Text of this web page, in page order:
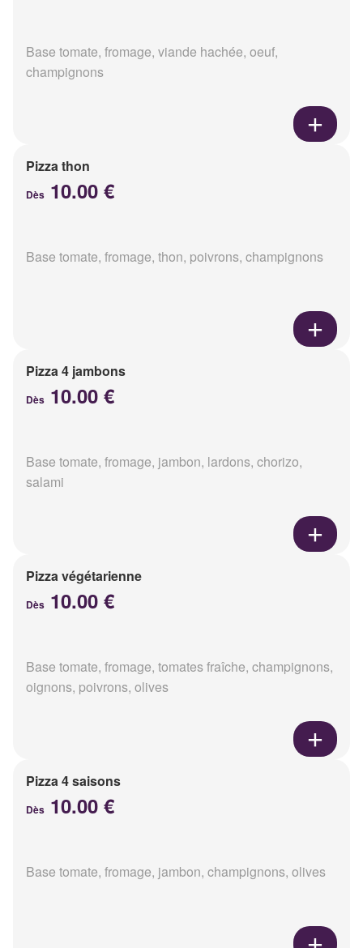
Base tomate, fromage, viande hachée, oeuf,
champignons
Pizza thon
Dès 10.00 €
Base tomate, fromage, thon, poivrons, champignons
Pizza 4 jambons
Dès 10.00 €
Base tomate, fromage, jambon, lardons, chorizo,
salami
Pizza végétarienne
Dès 10.00 €
Base tomate, fromage, tomates fraîche, champignons,
oignons, poivrons, olives
Pizza 4 saisons
Dès 10.00 €
Base tomate, fromage, jambon, champignons, olives